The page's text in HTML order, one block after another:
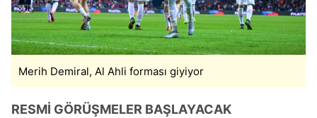
Merih Demiral, Al Ahli forması giyiyor
RESMİ GÖRÜŞMELER BAŞLAYACAK